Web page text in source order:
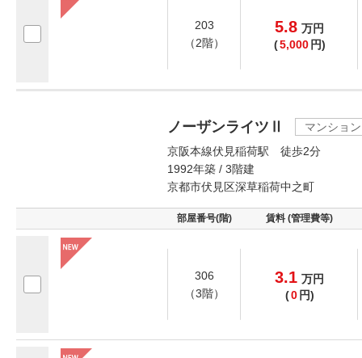
203
（2階）
5.8 万円
(5,000 円)
ノーザンライツⅡ
マンション
京阪本線伏見稲荷駅 徒歩2分
1992年築 / 3階建
京都市伏見区深草稲荷中之町
部屋番号(階) 賃料 (管理費等)
306
（3階）
3.1 万円
(0 円)